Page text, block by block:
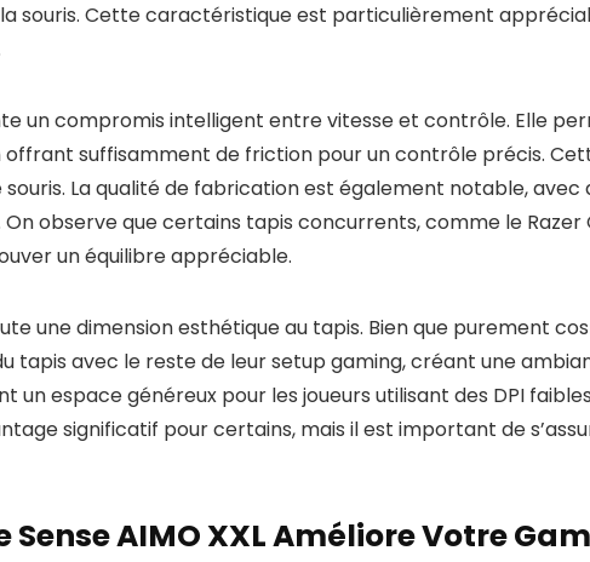
souris. Cette caractéristique est particulièrement
un compromis intelligent entre vitesse et contrôle. Elle
suffisamment de friction pour un contrôle précis.
La qualité de fabrication est également notable,
observe que certains tapis concurrents, comme le Razer
un équilibre appréciable.
une dimension esthétique au tapis. Bien que purement
avec le reste de leur setup gaming, créant une
un espace généreux pour les joueurs utilisant des DPI
significatif pour certains, mais il est important de
AIMO XXL Améliore Votre